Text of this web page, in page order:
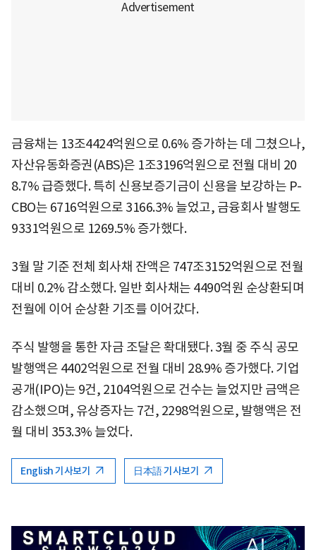
금융채는 13조4424억원으로 0.6% 증가하는 데 그쳤으나,
자산유동화증권(ABS)은 1조3196억원으로 전월 대비 20
8.7% 급증했다. 특히 신용보증기금이 신용을 보강하는 P-
CBO는 6716억원으로 3166.3% 늘었고, 금융회사 발행도
9331억원으로 1269.5% 증가했다.
3월 말 기준 전체 회사채 잔액은 747조3152억원으로 전월
대비 0.2% 감소했다. 일반 회사채는 4490억원 순상환되며
전월에 이어 순상환 기조를 이어갔다.
주식 발행을 통한 자금 조달은 확대됐다. 3월 중 주식 공모
발행액은 4402억원으로 전월 대비 28.9% 증가했다. 기업
공개(IPO)는 9건, 2104억원으로 건수는 늘었지만 금액은
감소했으며, 유상증자는 7건, 2298억원으로, 발행액은 전
월 대비 353.3% 늘었다.
English 기사보기 日本語 기사보기